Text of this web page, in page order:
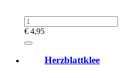
€ 4,95
Herzblattklee